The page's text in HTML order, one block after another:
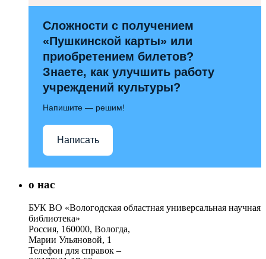
Сложности с получением
«Пушкинской карты» или
приобретением билетов?
Знаете, как улучшить работу
учреждений культуры?
Напишите — решим!
Написать
о нас
БУК ВО «Вологодская областная универсальная научная
библиотека»
Россия, 160000, Вологда,
Марии Ульяновой, 1
Телефон для справок –